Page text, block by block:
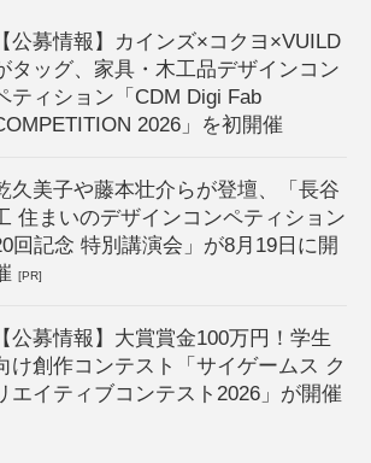
【公募情報】カインズ×コクヨ×VUILD
タッグ、家具・木工品デザインコン
ティション「CDM Digi Fab
2026」を初開催
久美子や藤本壮介らが登壇、「長谷
住まいのデザインコンペティション
回記念 特別講演会」が8月19日に開
[PR]
【公募情報】大賞賞金100万円！学生
け創作コンテスト「サイゲームス ク
エイティブコンテスト2026」が開催